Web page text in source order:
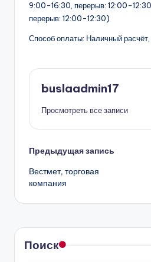
9:00-16:30, перерыв: 12:00-
перерыв: 12:00-12:30)
Способ оплаты: Наличный
buslaadmin17
Просмотреть все записи
Навигация
записи
Предыдущая запись
Вестмет, торговая
компания
Поиск